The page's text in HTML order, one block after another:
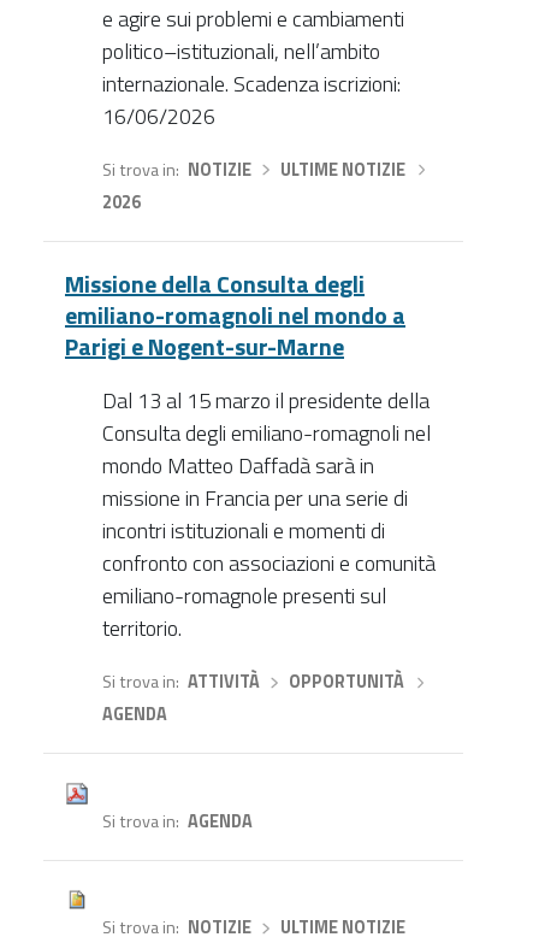
e agire sui problemi e cambiamenti
politico–istituzionali, nell’ambito
internazionale. Scadenza iscrizioni:
16/06/2026
Si trova in NOTIZIE› ULTIME NOTIZIE
2026
Missione della Consulta degli
emiliano-romagnoli nel mondo a
Parigi e Nogent-sur-Marne
Dal 13 al 15 marzo il presidente della
Consulta degli emiliano-romagnoli nel
mondo Matteo Daffadà sarà in
missione in Francia per una serie di
incontri istituzionali e momenti di
confronto con associazioni e comunità
emiliano-romagnole presenti sul
territorio.
Si trova in ATTIVITÀ› OPPORTUNITÀ
AGENDA
Si trova in AGENDA
Si trova in NOTIZIE› ULTIME NOTIZIE